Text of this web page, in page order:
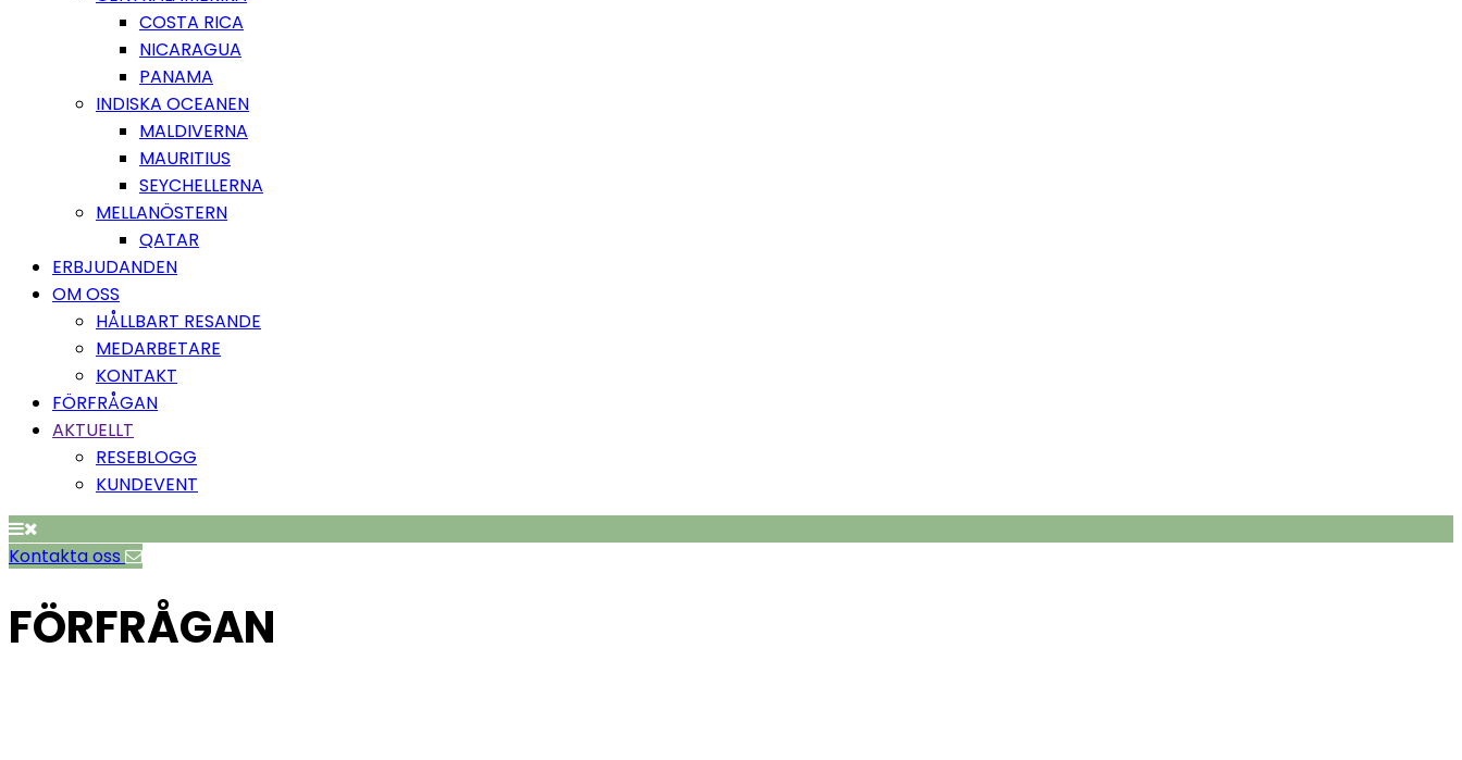
COSTA RICA
NICARAGUA
PANAMA
INDISKA OCEANEN
MALDIVERNA
MAURITIUS
SEYCHELLERNA
MELLANÖSTERN
QATAR
ERBJUDANDEN
OM OSS
HÅLLBART RESANDE
MEDARBETARE
KONTAKT
FÖRFRÅGAN
AKTUELLT
RESEBLOGG
KUNDEVENT
Kontakta oss
FÖRFRÅGAN